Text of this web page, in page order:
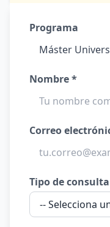
Programa
Nombre *
Correo
Tipo de